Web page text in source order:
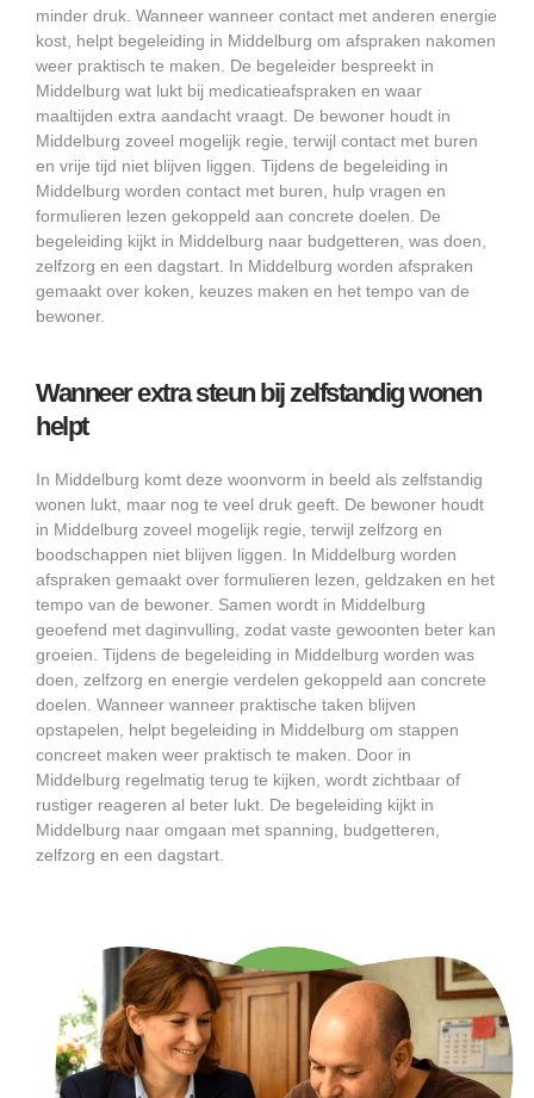
minder druk. Wanneer wanneer contact met anderen energie
kost, helpt begeleiding in Middelburg om afspraken nakomen
weer praktisch te maken. De begeleider bespreekt in
Middelburg wat lukt bij medicatieafspraken en waar
maaltijden extra aandacht vraagt. De bewoner houdt in
Middelburg zoveel mogelijk regie, terwijl contact met buren
en vrije tijd niet blijven liggen. Tijdens de begeleiding in
Middelburg worden contact met buren, hulp vragen en
formulieren lezen gekoppeld aan concrete doelen. De
begeleiding kijkt in Middelburg naar budgetteren, was doen,
zelfzorg en een dagstart. In Middelburg worden afspraken
gemaakt over koken, keuzes maken en het tempo van de
bewoner.
Wanneer extra steun bij zelfstandig wonen
helpt
In Middelburg komt deze woonvorm in beeld als zelfstandig
wonen lukt, maar nog te veel druk geeft. De bewoner houdt
in Middelburg zoveel mogelijk regie, terwijl zelfzorg en
boodschappen niet blijven liggen. In Middelburg worden
afspraken gemaakt over formulieren lezen, geldzaken en het
tempo van de bewoner. Samen wordt in Middelburg
geoefend met daginvulling, zodat vaste gewoonten beter kan
groeien. Tijdens de begeleiding in Middelburg worden was
doen, zelfzorg en energie verdelen gekoppeld aan concrete
doelen. Wanneer wanneer praktische taken blijven
opstapelen, helpt begeleiding in Middelburg om stappen
concreet maken weer praktisch te maken. Door in
Middelburg regelmatig terug te kijken, wordt zichtbaar of
rustiger reageren al beter lukt. De begeleiding kijkt in
Middelburg naar omgaan met spanning, budgetteren,
zelfzorg en een dagstart.